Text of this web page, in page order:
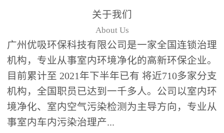
关于我们
About Us
广州优吸环保科技有限公司是一家全国连锁治理
机构，专业从事室内环境净化的高新环保企业。
目前累计至 2021年下半年已有 将近710多家分支
机构，全国职员已达到一千多人。公司以室内环
境净化、室内空气污染检测为主导方向，专业从
事室内车内污染治理产...